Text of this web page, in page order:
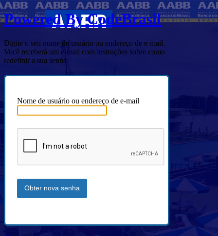
Powered By CodeBrasil
Digite o seu nome de usuário ou endereço de e-mail.
Você receberá um e-mail com instruções sobre como
redefinir a sua senha.
Nome de usuário ou endereço de e-mail